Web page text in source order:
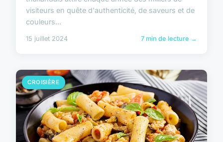
visiteurs en quête d'authenticité, de saveurs et de
couleurs...
15 juillet 2024 7 min de lecture →
CROISIÈRE